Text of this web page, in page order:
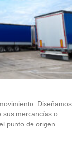
Diseñamos
sus mercancías o
punto de origen